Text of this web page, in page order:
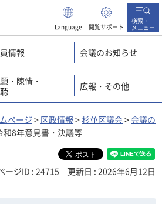
Language 閲覧サポート
検索・
メニュー
情報 会議のお知らせ
・陳情・
広報・その他
ページ > 区政情報 >杉並区議会>会議の
和8年意見書・決議等
ージID : 24715 更新日 : 2026年6月12日